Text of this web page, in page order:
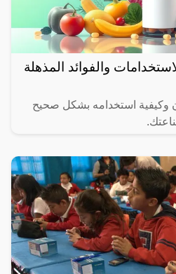
والفوائد المذهلة
وكيفية استخدامه بشكل صحيح